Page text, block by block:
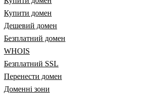
Купити домен
Дешевий домен
Безплатний домен
WHOIS
Безплатний SSL
Перенести домен
Доменні зони